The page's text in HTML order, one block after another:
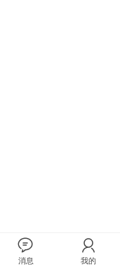
消息 我的